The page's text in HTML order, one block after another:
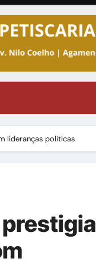
lideranças politicas